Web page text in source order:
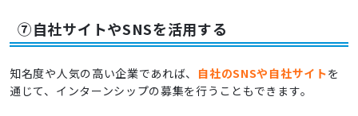
⑦自社サイトやSNSを活用する
知名度や人気の高い企業であれば、 自社のSNSや自社サイトを
通じて、インターンシップの募集を行うこともできます。